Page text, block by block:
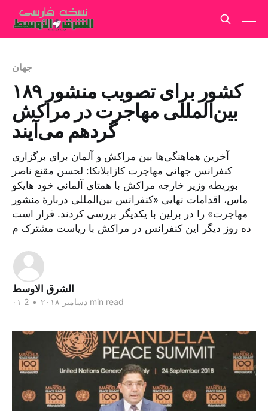
جهان
۱۸۹ کشور برای تصویب منشور
بین‌المللی مهاجرت در مراکش
گردهم می‌آیند
آخرین هماهنگی‌ها بین مراکش و آلمان برای برگزاری
کنفرانس جهانی مهاجرت کازابلانکا: لحسن مقنع ناصر
بوریطه وزیر خارجه مراکش با همتای آلمانی خود هایکو
ماس، اقدامات نهایی «کنفرانس بین‌المللی دربارهٔ منشور
مهاجرت» را در برلین با یکدیگر بررسی کردند. قرار است
ده روز دیگر این کنفرانس در مراکش با ریاست مشترک م
الشرق الاوسط
۰۱ دسامبر ۲۰۱۸ • 2 min read